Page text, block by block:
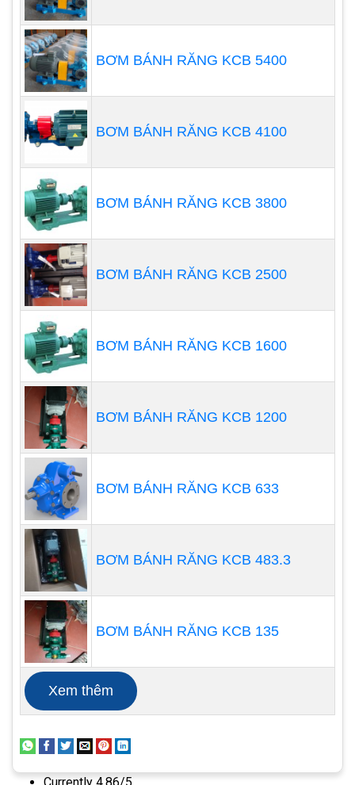
Máy thổi khí con sò Dolphin DB-5500S
Qmax= 530m3/h
Hmax = 4.2m
Công Suất: 5.5kw/3pha/380v
Áp xuất chân không: P = -3.4kpa
Vật liệu: Thân, Cánh Nhôm, Động cơ dây đồng
100%
Máy thổi khí con sò Dolphin DB-4000S
Qmax= 475m3/h
Hmax = 3.8m
Công Suất: 4.0kw/3pha/380v
Áp xuất chân không: P = -3.4kpa
100%
BƠM BÁNH RĂNG KCB 5400
BƠM BÁNH RĂNG KCB 4100
BƠM BÁNH RĂNG KCB 3800
BƠM BÁNH RĂNG KCB 2500
BƠM BÁNH RĂNG KCB 1600
BƠM BÁNH RĂNG KCB 1200
BƠM BÁNH RĂNG KCB 633
BƠM BÁNH RĂNG KCB 483.3
BƠM BÁNH RĂNG KCB 135
Xem thêm